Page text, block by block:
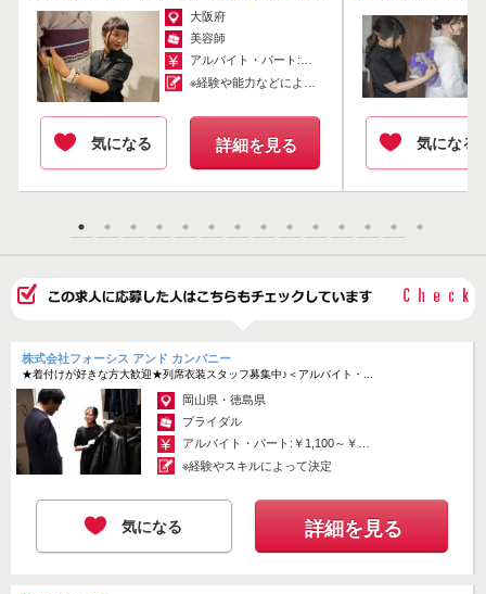
バサラの社員は、元々アルバイト・パートとしてお仕事をされていた
方が、
「もっとバサラの中枢で働きたい！」と正社員にキャリアチェンジし
た方が多いのも特徴。
ただただ着付けをする、ヘアメイクをする、
だけではないバサラの魅力に、きっと気付いていただけるはず…★
物で観光地を歩きたい」といった観光客にも大人気です。
豊富なラインナップを用意しています。
どうすれば「VASARA」で素敵なサービスを届けられるか。
どうすれば、着物がもっと好きになってもらえるか。
着物愛でいっぱいのスタッフたちが、自由にいきいきと働いています
★*
バサラにてご応募お待ちしております！
＊＊《繁忙期中は時給UP》心か...
大阪府
美容師
アルバイト・パート:￥1,220～￥1,880
※経験や能力などによって考慮します。 ...
気になる 詳細を見る 気になる
株式会社フォーシス アンド カンパニー
★着付けが好きな方大歓迎★列席衣装スタッフ募集中♪＜アルバイト・...
岡山県・徳島県
ブライダル
アルバイト・パート:￥1,100～￥1,300
※経験やスキルによって決定
気になる 詳細を見る